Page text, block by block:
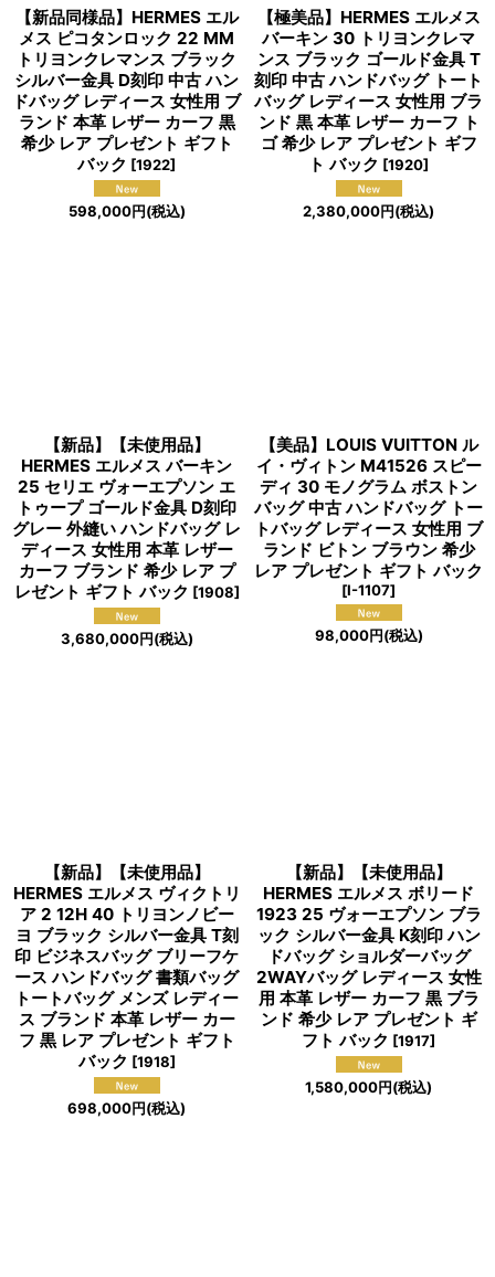
【新品同様品】HERMES エル
メス ピコタンロック 22 MM
トリヨンクレマンス ブラック
シルバー金具 D刻印 中古 ハン
ドバッグ レディース 女性用 ブ
ランド 本革 レザー カーフ 黒
希少 レア プレゼント ギフト
バック [1922]
598,000円(税込)
【極美品】HERMES エルメス
バーキン 30 トリヨンクレマ
ンス ブラック ゴールド金具 T
刻印 中古 ハンドバッグ トート
バッグ レディース 女性用 ブラ
ンド 黒 本革 レザー カーフ ト
ゴ 希少 レア プレゼント ギフ
ト バック [1920]
2,380,000円(税込)
【新品】【未使用品】
HERMES エルメス バーキン
25 セリエ ヴォーエプソン エ
トゥープ ゴールド金具 D刻印
グレー 外縫い ハンドバッグ レ
ディース 女性用 本革 レザー
カーフ ブランド 希少 レア プ
レゼント ギフト バック [1908]
3,680,000円(税込)
【美品】LOUIS VUITTON ル
イ・ヴィトン M41526 スピー
ディ 30 モノグラム ボストン
バッグ 中古 ハンドバッグ トー
トバッグ レディース 女性用 ブ
ランド ビトン ブラウン 希少
レア プレゼント ギフト バック
[I-1107]
98,000円(税込)
【新品】【未使用品】
HERMES エルメス ヴィクトリ
ア 2 12H 40 トリヨンノビー
ヨ ブラック シルバー金具 T刻
印 ビジネスバッグ ブリーフケ
ース ハンドバッグ 書類バッグ
トートバッグ メンズ レディー
ス ブランド 本革 レザー カー
フ 黒 レア プレゼント ギフト
バック [1918]
698,000円(税込)
【新品】【未使用品】
HERMES エルメス ボリード
1923 25 ヴォーエプソン ブラ
ック シルバー金具 K刻印 ハン
ドバッグ ショルダーバッグ
2WAYバッグ レディース 女性
用 本革 レザー カーフ 黒 ブラ
ンド 希少 レア プレゼント ギ
フト バック [1917]
1,580,000円(税込)